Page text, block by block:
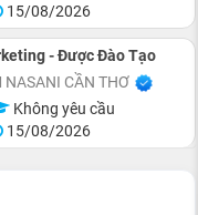
15/08/2026
- Được Đào Tạo
NASANI CẦN THƠ
Không yêu cầu
15/08/2026